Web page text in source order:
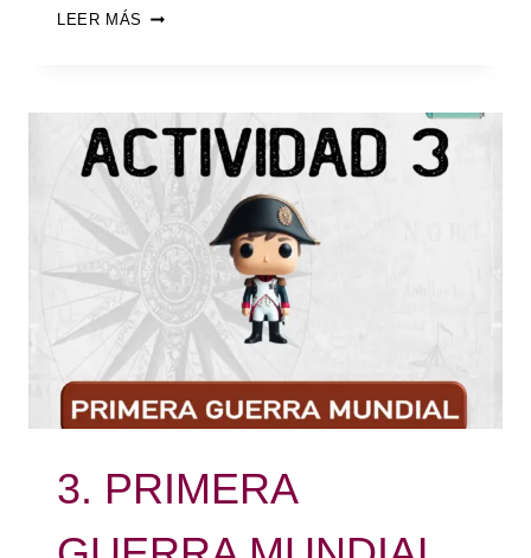
LEER MÁS
3. PRIMERA